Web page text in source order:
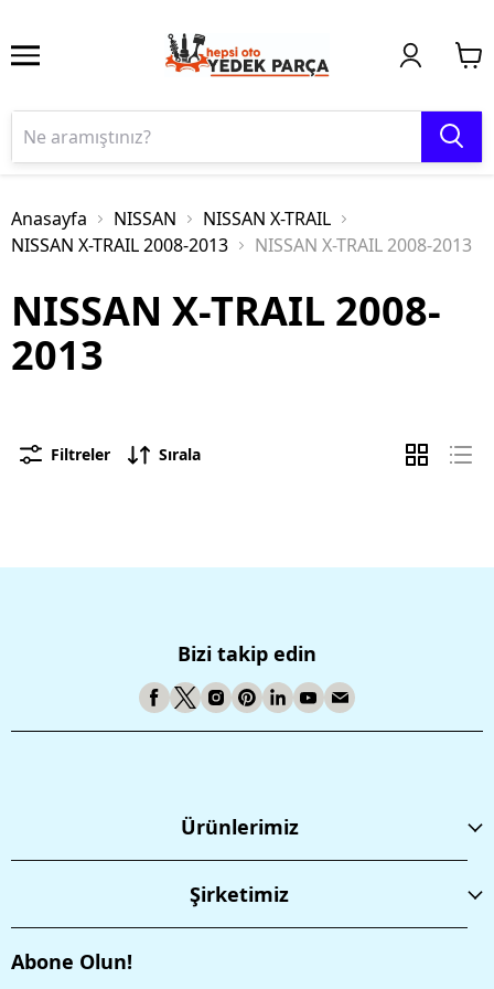
Anasayfa NISSAN
NISSAN X-TRAIL
NISSAN X-TRAIL 2008-2013
NISSAN X-TRAIL 2008-2013
NISSAN X-TRAIL 2008-
2013
Filtreler Sırala
Bizi takip edin
Ürünlerimiz
Şirketimiz
Abone Olun!